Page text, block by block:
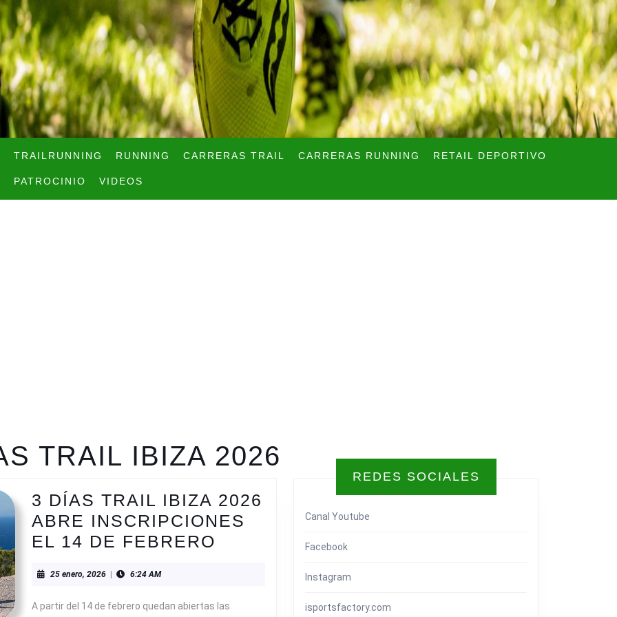
TRAILRUNNING RUNNING CARRERAS TRAIL CARRERAS RUNNING RETAIL DEPORTIVO
PATROCINIO VIDEOS
TRAIL IBIZA 2026
3 DÍAS TRAIL IBIZA 2026
ABRE INSCRIPCIONES
EL 14 DE FEBRERO
IBIZA
25 enero, 202625
6:24 AM
A partir del 14 de febrero quedan abiertas las
REDES SOCIALES
Canal Youtube
Facebook
Instagram
isportsfactory.com